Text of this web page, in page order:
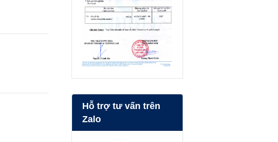
Hỗ trợ tư vấn trên
Zalo